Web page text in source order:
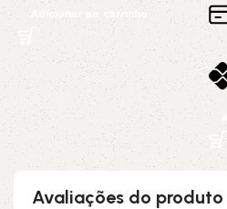
Adicionar ao carrinho
Avaliações do produto